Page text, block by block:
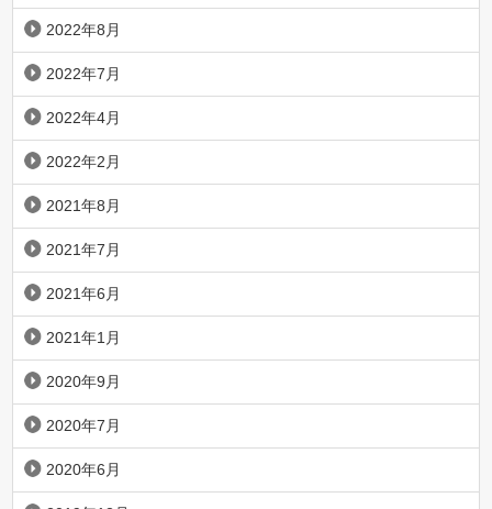
2022年8月
2022年7月
2022年4月
2022年2月
2021年8月
2021年7月
2021年6月
2021年1月
2020年9月
2020年7月
2020年6月